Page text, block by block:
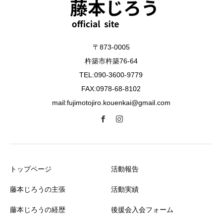
〒873-0005
杵築市杵築76-64
TEL:090-3600-9779
FAX:0978-68-8102
mail:fujimotojiro.kouenkai@gmail.com
トップページ
藤本じろうの主張
藤本じろうの経歴
活動報告
活動実績
後援会入会フォーム